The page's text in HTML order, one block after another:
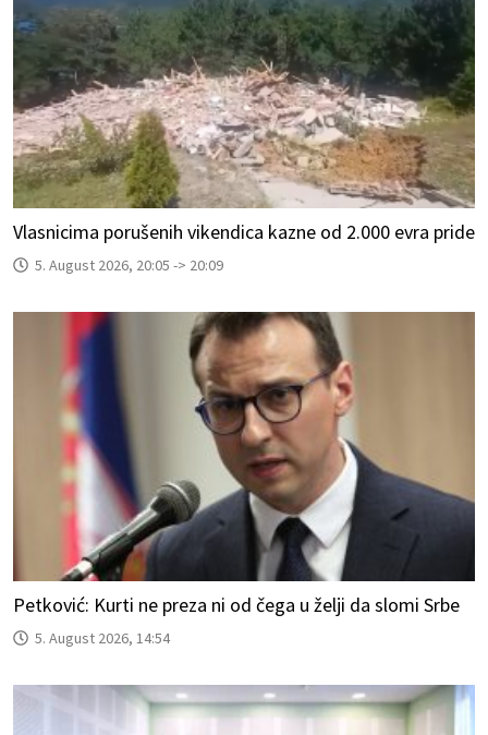
Vlasnicima porušenih vikendica kazne od 2.000 evra pride
5. August 2026, 20:05 -> 20:09
Petković: Kurti ne preza ni od čega u želji da slomi Srbe
5. August 2026, 14:54